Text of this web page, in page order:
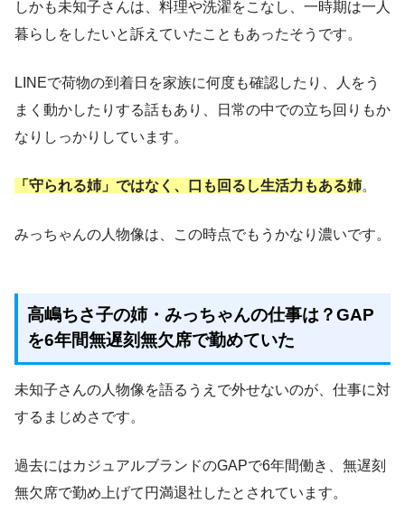
しかも未知子さんは、料理や洗濯をこなし、一時期は一人
暮らしをしたいと訴えていたこともあったそうです。
LINEで荷物の到着日を家族に何度も確認したり、人をう
まく動かしたりする話もあり、日常の中での立ち回りもか
なりしっかりしています。
「守られる姉」ではなく、口も回るし生活力もある姉。
みっちゃんの人物像は、この時点でもうかなり濃いです。
高嶋ちさ子の姉・みっちゃんの仕事は？GAP
を6年間無遅刻無欠席で勤めていた
未知子さんの人物像を語るうえで外せないのが、仕事に対
するまじめさです。
過去にはカジュアルブランドのGAPで6年間働き、無遅刻
無欠席で勤め上げて円満退社したとされています。